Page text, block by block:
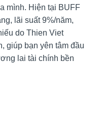
mình. Hiện tại BUFF
lãi suất 9%/năm,
do Thien Viet
giúp bạn yên tâm đầu
lai tài chính bền